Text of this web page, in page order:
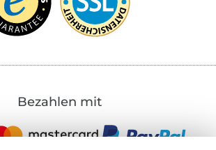
Bezahlen mit